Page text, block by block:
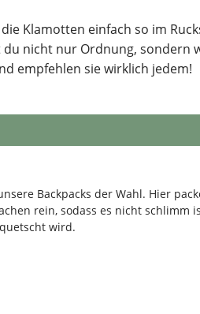
Klamotten einfach so im
nicht nur Ordnung, sondern
empfehlen sie wirklich jedem!
Backpacks der Wahl. Hier
rein, sodass es nicht schlimm
wird.